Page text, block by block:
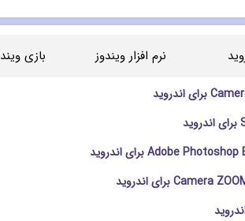
نرم افزار ویندوز بازی